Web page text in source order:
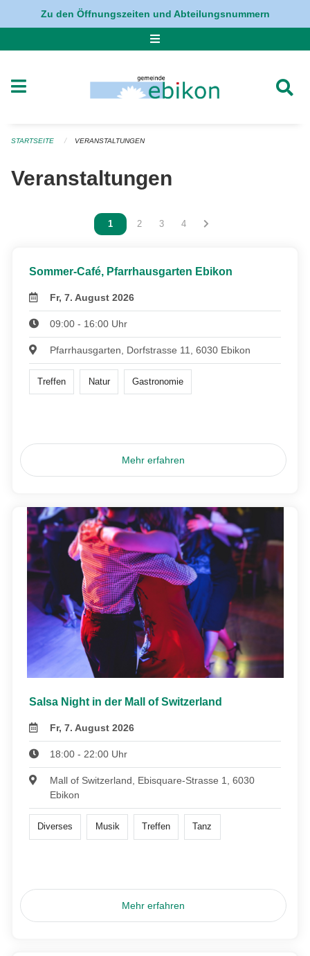
Navigation überspringen
Zu den Öffnungszeiten und Abteilungsnummern
STARTSEITE VERANSTALTUNGEN
Veranstaltungen
Vous êtes sur la page
1 Vous êtes sur la page
2 Vous êtes sur la page
3 Vous êtes sur la page
4
Sommer-Café, Pfarrhausgarten Ebikon
Fr, 7. August 2026
09:00 - 16:00 Uhr
Pfarrhausgarten, Dorfstrasse 11, 6030 Ebikon
Treffen Natur Gastronomie
Mehr erfahren
Salsa Night in der Mall of Switzerland
Fr, 7. August 2026
18:00 - 22:00 Uhr
Mall of Switzerland, Ebisquare-Strasse 1, 6030
Ebikon
Diverses Musik Treffen Tanz
Mehr erfahren